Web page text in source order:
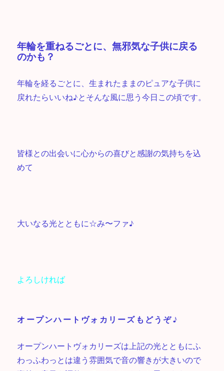
年輪を重ねるごとに、無邪気な子供に戻る
のかも？
年輪を経るごとに、生まれたままのピュアな子供に
戻れたらいいね♪とそんな風に思う今日この頃です。
皆様との出会いに心からの喜びと感謝の気持ちを込
めて
大いなる光とともに☆み〜ファ♪
よろしければ
オープンハートヴォカリーズもどうぞ♪
オープンハートヴォカリーズは上記の光とともにふ
わっふわっとは違う雰囲気で音の響きが大きいので